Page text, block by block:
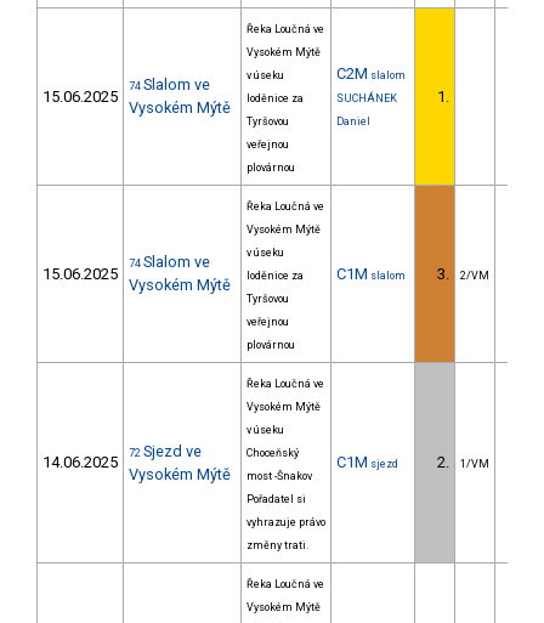
15.06.2025
74 Slalom ve
Vysokém Mýtě
Řeka Loučná ve
Vysokém Mýtě
v úseku
loděnice za
Tyršovou
veřejnou
plovárnou
C2M slalom
SUCHÁNEK
Daniel
1.
15.06.2025
74 Slalom ve
Vysokém Mýtě
Řeka Loučná ve
Vysokém Mýtě
v úseku
loděnice za
Tyršovou
veřejnou
plovárnou
C1M slalom 3. 2/VM
14.06.2025 72 Sjezd ve
Vysokém Mýtě
Řeka Loučná ve
Vysokém Mýtě
v úseku
Choceňský
most -Šnakov
Pořadatel si
vyhrazuje právo
změny trati.
C1M sjezd 2. 1/VM
Řeka Loučná ve
Vysokém Mýtě